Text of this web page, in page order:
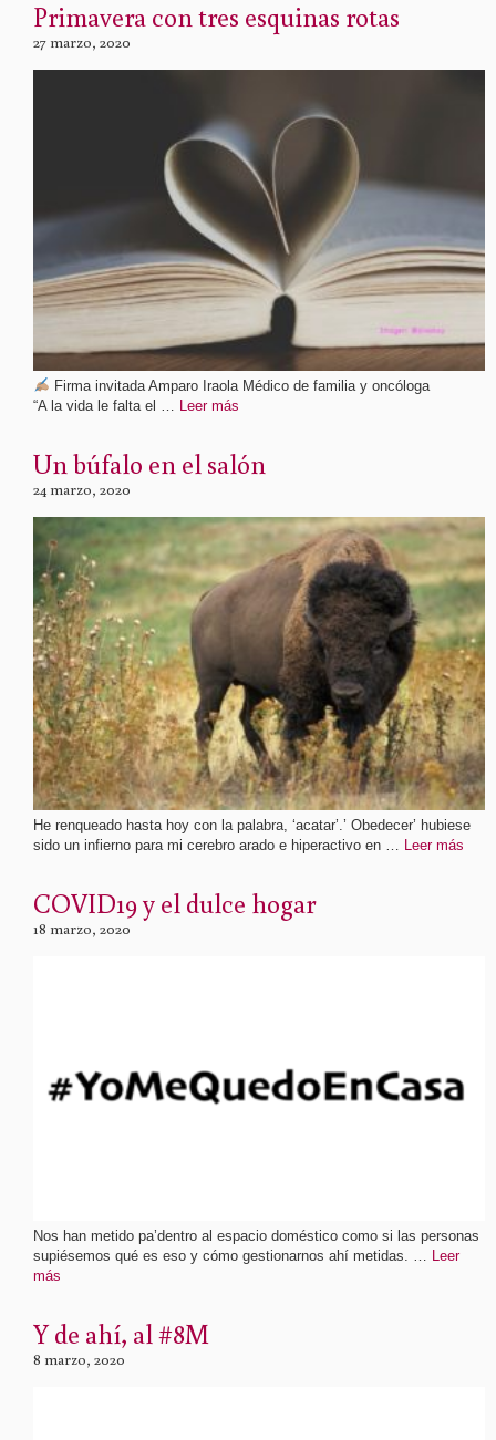
Primavera con tres esquinas rotas
27 marzo, 2020
Firma invitada Amparo Iraola Médico de familia y oncóloga
“A la vida le falta el … Leer más
Un búfalo en el salón
24 marzo, 2020
He renqueado hasta hoy con la palabra, ‘acatar’.’ Obedecer’ hubiese
sido un infierno para mi cerebro arado e hiperactivo en …
Leer más
COVID19 y el dulce hogar
18 marzo, 2020
Nos han metido pa’dentro al espacio doméstico como si las personas
supiésemos qué es eso y cómo gestionarnos ahí metidas. …
Leer
más
Y de ahí, al #8M
8 marzo, 2020